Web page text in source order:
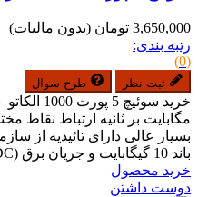
3,650,000 تومان
(بدون مالیات)
رتبه بندی:
(0)
ثبت نظر طرح سوال
مگابایت بر ثانیه ارتباط نقاط
بسیار عالی دارای تائیدیه از
باند 10 گیگابایت و جریان برق (DC):...
خرید محصول
دوست داشتن